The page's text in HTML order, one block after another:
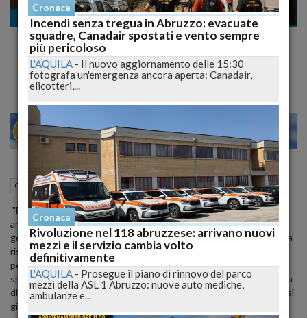
Cronaca
Dimissioni Zavattaro, Olivieri, manager
risulta indifendibile
MILANO 27
Cronaca Chieti (CH) 15 Maggio 2015 14:51
"E' proprio vero che la politica ha perso il senso della misura, se si
arriva a difendere, in ragione di una non ben identificato motivo, la
gestione di un direttore generale, Zavattaro, che alla quasi totalita'
risulta indifendibile. Ed e' strano che questa difesa venga fatta da
persone, quali Febbo e Di Stefano, che al tempo di Chiodi erano
spesso critici con Zavattaro e con lo stesso ex presidente, a causa
di una conduzione della Asl di Lanciano Vasto Chieti che loro stessi
giudicavano non adeguata. Certo, per difendere Zavattaro ce ne
Cronaca
Incendi senza tregua in Abruzzo: evacuate
squadre, Canadair spostati e vento sempre
più pericoloso
L'AQUILA - Il nuovo aggiornamento delle 15:30
fotografa un'emergenza ancora aperta: Canadair,
elicotteri,...
Cronaca
Rivoluzione nel 118 abruzzese: arrivano nuovi
mezzi e il servizio cambia volto
definitivamente
L'AQUILA - Prosegue il piano di rinnovo del parco
mezzi della ASL 1 Abruzzo: nuove auto mediche,
ambulanze e...